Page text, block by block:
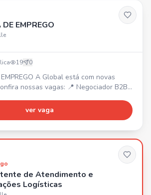
EMPREGO
19 0
está com novas
nossas vagas: 📍 Negociador B2B
de Marketing – Joinville/SC. 📍
SC. 📍 Estagiário B2C – Joinville/SC
fazer parte de uma empresa que inve
ver vaga
de Atendimento e
Logísticas